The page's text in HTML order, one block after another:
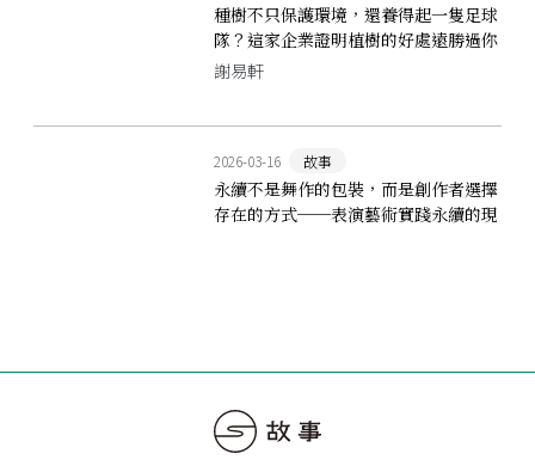
種樹不只保護環境，還養得起一隻足球
隊？這家企業證明植樹的好處遠勝過你
想像
謝易軒
2026-03-16 故事
永續不是舞作的包裝，而是創作者選擇
存在的方式──表演藝術實踐永續的現